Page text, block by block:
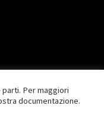
Per maggiori
documentazione.